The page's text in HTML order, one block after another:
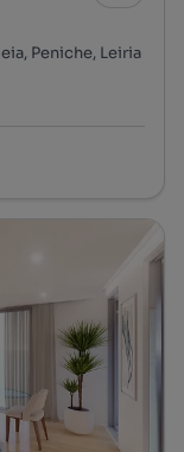
Peniche, Leiria